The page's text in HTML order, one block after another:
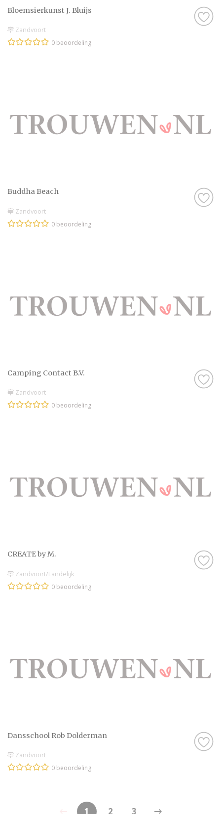
Bloemsierkunst J. Bluijs
Zandvoort
0 beoordeling
Buddha Beach
Zandvoort
0 beoordeling
Camping Contact B.V.
Zandvoort
0 beoordeling
CREATE by M.
Zandvoort/Landelijk
0 beoordeling
Dansschool Rob Dolderman
Zandvoort
0 beoordeling
1 2 3